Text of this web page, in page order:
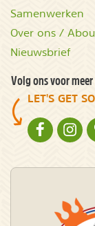
Samenwerken
Over ons /
Nieuwsbrief
Volg ons voor
LET'S GET